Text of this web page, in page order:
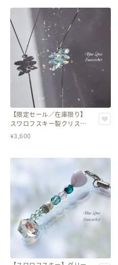
【限定セール／在庫限り】
スワロフスキー製クリスタ
ル使用＊アンティークグリ
ーン シャンデリア風ネック
¥3,600